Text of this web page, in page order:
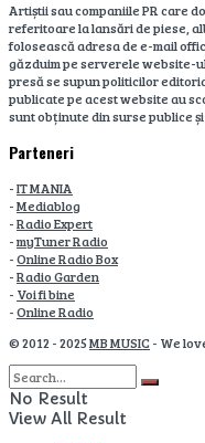
Artiștii sau companiile PR care
referitoare la lansări de piese,
folosească adresa de e-mail
găzduim pe serverele website-
presă se supun politicilor
publicate pe acest website au
sunt obținute din surse publice
Parteneri
-IT MANIA
-Mediablog
-Radio Expert
-myTuner Radio
-Online Radio Box
-Radio Garden
- Voi fi bine
-Online Radio
© 2012 - 2025MB MUSIC- We
No Result
View All Result